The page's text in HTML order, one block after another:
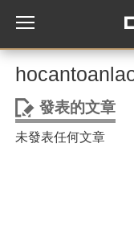
發表的文章
未發表任何文章